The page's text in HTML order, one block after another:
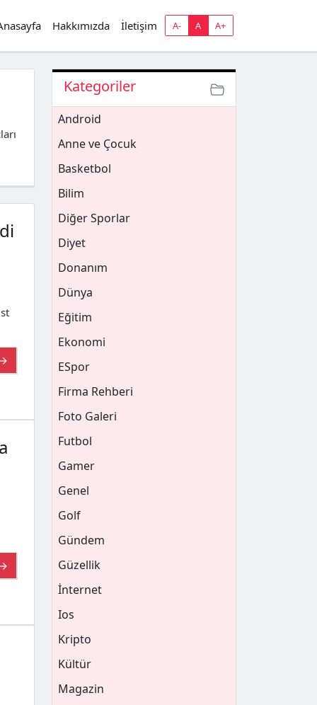
Hakkımızda İletişim A- A A+
Kategoriler
Android
Anne ve Çocuk
Basketbol
Bilim
Diğer Sporlar
Diyet
Donanım
Dünya
Eğitim
Ekonomi
ESpor
Firma Rehberi
Foto Galeri
Futbol
Gamer
Genel
Golf
Gündem
Güzellik
İnternet
Ios
Kripto
Kültür
Magazin